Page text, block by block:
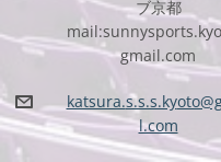
ブ京都
gmail.com
katsura.s.s.s.ky
l.com